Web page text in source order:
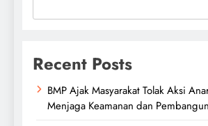
Recent Posts
BMP Ajak Masyarakat Tolak Aksi
Menjaga Keamanan dan